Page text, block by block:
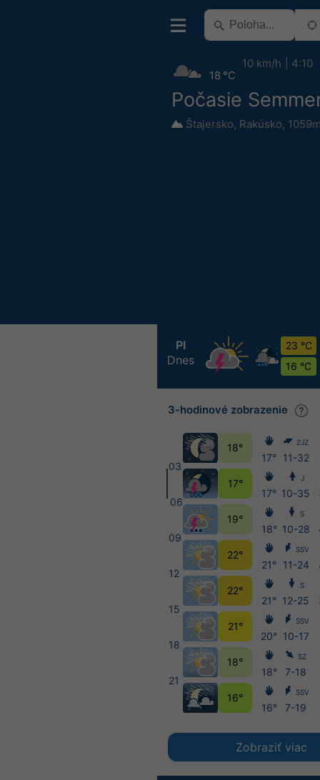
Počasie
Štajersko, Rakúsko,
18 °C
10 km/h 4:10
PI
Dnes
23 °C
16 °C
3-hodinové zobrazenie
03
06
09
12
15
18
21
18°
17°
19°
22°
22°
21°
18°
16°
17°
17°
18°
21°
21°
20°
18°
16°
ZJZ
11-32
J
10-35
S
10-28
SSV
11-24
S
12-25
SSV
10-17
SZ
7-18
SSV
7-19
Zobraziť viac